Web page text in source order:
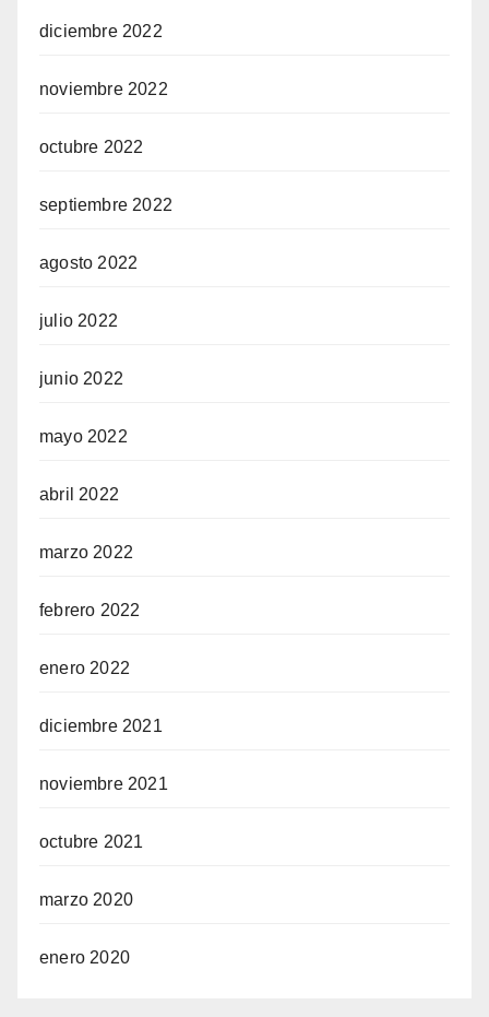
diciembre 2022
noviembre 2022
octubre 2022
septiembre 2022
agosto 2022
julio 2022
junio 2022
mayo 2022
abril 2022
marzo 2022
febrero 2022
enero 2022
diciembre 2021
noviembre 2021
octubre 2021
marzo 2020
enero 2020